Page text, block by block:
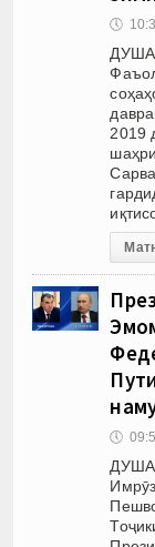
🕔
2019
🕔